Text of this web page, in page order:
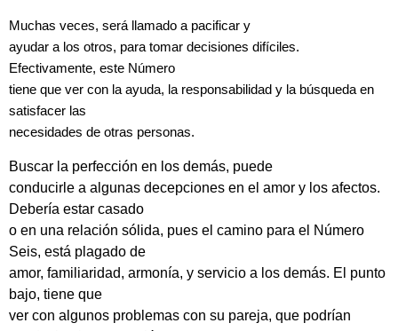
Muchas veces, será llamado a pacificar y
ayudar a los otros, para tomar decisiones difíciles.
Efectivamente, este Número
tiene que ver con la ayuda, la responsabilidad y la búsqueda en
satisfacer las
necesidades de otras personas.
Buscar la perfección en los demás, puede
conducirle a algunas decepciones en el amor y los afectos.
Debería estar casado
o en una relación sólida, pues el camino para el Número
Seis, está plagado de
amor, familiaridad, armonía, y servicio a los demás. El punto
bajo, tiene que
ver con algunos problemas con su pareja, que podrían